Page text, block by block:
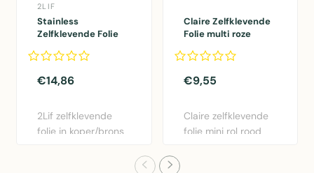
2LIF
Stainless
Zelfklevende Folie
45cmx1,5mtr
€14,86
2Lif zelfklevende
folie in koper/brons
Claire Zelfklevende
Folie multi roze
€9,55
Claire zelfklevende
folie mini rol rood